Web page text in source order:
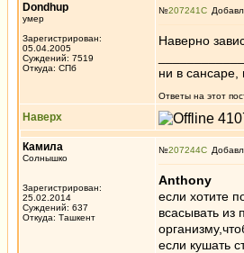
Dondhup
умер
Зарегистрирован:
05.04.2005
Суждений: 7519
Откуда: СПб
№207241
Наверно
ни в
Ответы на этот
Наверх
Камила
Солнышко
Зарегистрирован:
25.02.2014
Суждений: 637
Откуда: Ташкент
№207244
Anthony
если хотите
всасывать
если кушать